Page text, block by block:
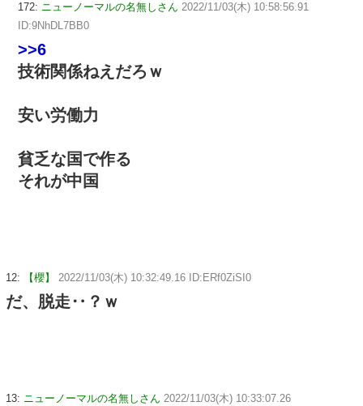
172: ニューノーマルの名無しさん 2022/11/03(木) 10:58:56.91
ID:9NhDL7BB0
>>6
技術関係ねえだろｗ
安い労働力
貧乏な国で作る
それが中国
12: 【櫻】 2022/11/03(木) 10:32:49.16 ID:ERf0ZiSI0
だ、脱走‥？ｗ
13: ニューノーマルの名無しさん 2022/11/03(木) 10:33:07.26